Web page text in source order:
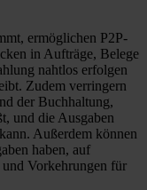
ermöglichen P2P-
in Aufträge, Belege
nahtlos erfolgen
Zudem verringern
der Buchhaltung,
und die Ausgaben
Außerdem können
haben, auf
Vorkehrungen für